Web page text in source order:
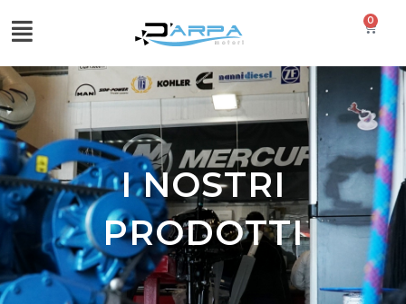
0
I NOSTRI
PRODOTTI